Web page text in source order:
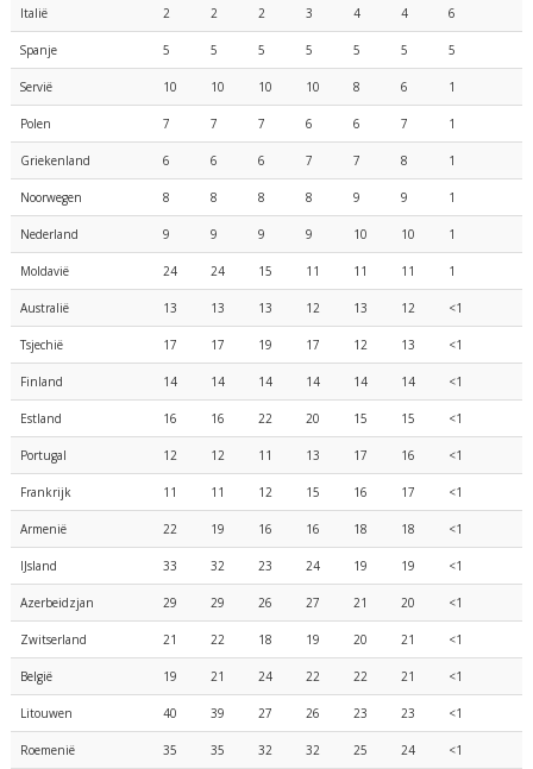
Italië 2 2 2 3 4 4 6
Spanje 5 5 5 5 5 5 5
Servië 10 10 10 10 8 6 1
Polen 7 7 7 6 6 7 1
Griekenland 6 6 6 7 7 8 1
Noorwegen 8 8 8 8 9 9 1
Nederland 9 9 9 9 10 10 1
Moldavië 24 24 15 11 11 11 1
Australië 13 13 13 12 13 12 <1
Tsjechië 17 17 19 17 12 13 <1
Finland 14 14 14 14 14 14 <1
Estland 16 16 22 20 15 15 <1
Portugal 12 12 11 13 17 16 <1
Frankrijk 11 11 12 15 16 17 <1
Armenië 22 19 16 16 18 18 <1
IJsland 33 32 23 24 19 19 <1
Azerbeidzjan 29 29 26 27 21 20 <1
Zwitserland 21 22 18 19 20 21 <1
België 19 21 24 22 22 21 <1
Litouwen 40 39 27 26 23 23 <1
Roemenië 35 35 32 32 25 24 <1